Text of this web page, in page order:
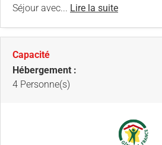
Séjour avec... Lire la suite
Capacité
Hébergement :
4 Personne(s)